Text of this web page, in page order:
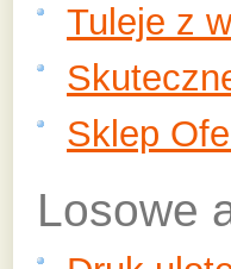
Tuleje z
Sklep
Losowe